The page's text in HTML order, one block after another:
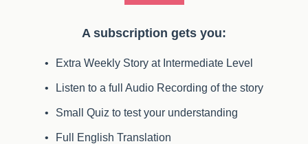
A subscription gets you:
Extra Weekly Story at Intermediate Level
Listen to a full Audio Recording of the story
Small Quiz to test your understanding
Full English Translation